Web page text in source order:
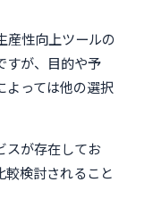
性向上ツールの
すが、目的や予
よっては他の選択
スが存在してお
較検討されること